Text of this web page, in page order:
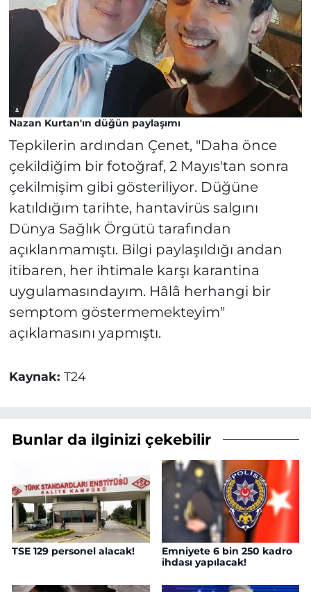
Nazan Kurtan'ın düğün paylaşımı
Tepkilerin ardından Çenet, "Daha önce
çekildiğim bir fotoğraf, 2 Mayıs'tan sonra
çekilmişim gibi gösteriliyor. Düğüne
katıldığım tarihte, hantavirüs salgını
Dünya Sağlık Örgütü tarafından
açıklanmamıştı. Bilgi paylaşıldığı andan
itibaren, her ihtimale karşı karantina
uygulamasındayım. Hâlâ herhangi bir
semptom göstermemekteyim"
açıklamasını yapmıştı.
Kaynak: T24
Bunlar da ilginizi çekebilir
TSE 129 personel alacak!
Emniyete 6 bin 250 kadro
ihdası yapılacak!